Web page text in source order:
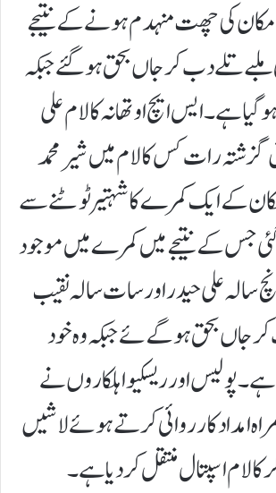
کی چھت منہدم ہونے کے نتیجے
ملبے تلے دب کر جاں بحق ہوگئے جبکہ
ہے ۔ ایس ایچ اوتھانہ کالام علی
گزشتہ رات کس کالام میں شیر محمد
کے ایک کمرے کا شہتیر ٹوٹنے سے
جس کے نتیجے میں کمرے میں موجود
سالہ علی حیدر اورسات سالہ نقیب
کر جاں بحق ہوگےئے جبکہ وہ خود
۔ پولیس اور ریسکیو اہلکاروں نے
امداد کارروائی کرتے ہوئے لاشیں
کالام اسپتال منتقل کردیا ہے ۔